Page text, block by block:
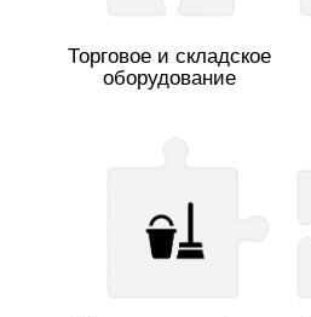
Торговое и складское
оборудование